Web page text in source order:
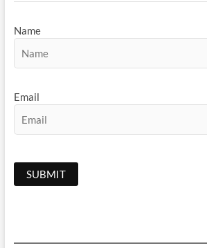
Name
Email